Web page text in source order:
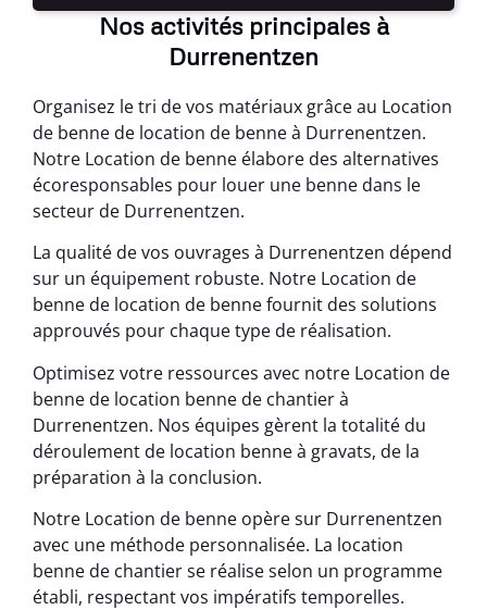
Nos activités principales à
Durrenentzen
Organisez le tri de vos matériaux grâce au Location
de benne de location de benne à Durrenentzen.
Notre Location de benne élabore des alternatives
écoresponsables pour louer une benne dans le
secteur de Durrenentzen.
La qualité de vos ouvrages à Durrenentzen dépend
sur un équipement robuste. Notre Location de
benne de location de benne fournit des solutions
approuvés pour chaque type de réalisation.
Optimisez votre ressources avec notre Location de
benne de location benne de chantier à
Durrenentzen. Nos équipes gèrent la totalité du
déroulement de location benne à gravats, de la
préparation à la conclusion.
Notre Location de benne opère sur Durrenentzen
avec une méthode personnalisée. La location
benne de chantier se réalise selon un programme
établi, respectant vos impératifs temporelles.